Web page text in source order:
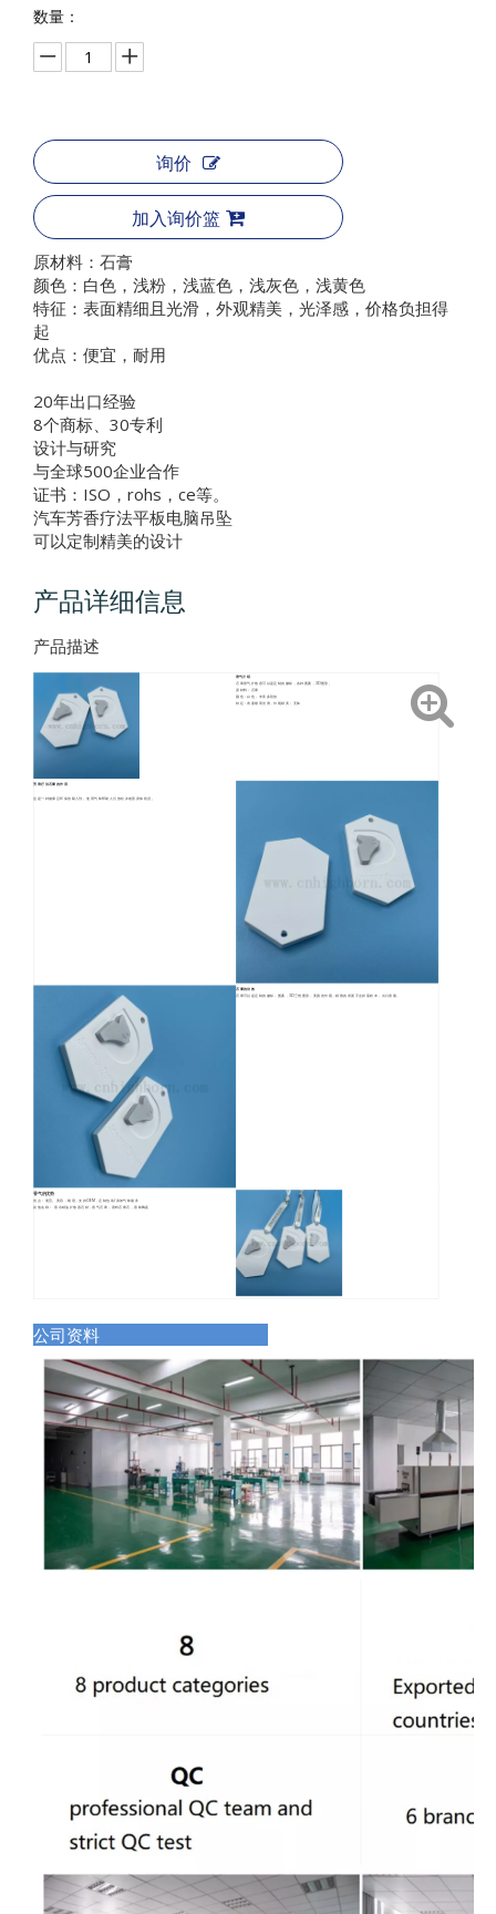
数量：
询价
加入询价篮
原材料：石膏
颜色：白色，浅粉，浅蓝色，浅灰色，浅黄色
特征：表面精细且光滑，外观精美，光泽感，价格负担得
起
优点：便宜，耐用
20年出口经验
8个商标、30专利
设计与研究
与全球500企业合作
证书：ISO，rohs，ce等。
汽车芳香疗法平板电脑吊坠
可以定制精美的设计
产品详细信息
产品描述
香气介绍
石膏香气扩散器可以是定制的徽标，各种图案，3D图形。
原材料：石膏
颜色：白色，丰富多彩的
特征：表面细而光滑，外观精美；无味
芳香疗法石膏的作用
这是一种健康且环保的吸入剂。使用气味帮助人们放松并改善身体状况。
石膏的功效
石膏可以是定制的徽标，图案，3D三维图形，美丽的外观，精致的表面不会掉落粉末，出口质量。
香气的优势
优点：便宜。美容，耐用，支持OEM，定制包装/添加气味服务
其他名称： 香水精油扩散器石材，香气石膏，香料石膏石，香味陶瓷
公司资料